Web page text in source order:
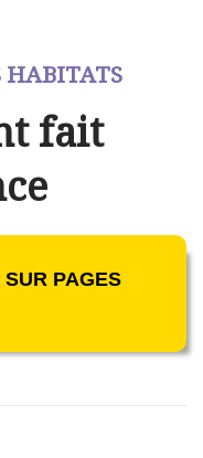
HABITATS
fait
PAGES